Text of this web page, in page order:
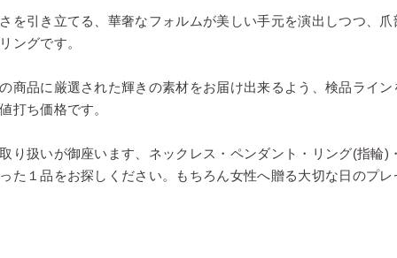
を引き立てる、華奢なフォルムが美しい手元を演出しつつ、
ングです。
商品に厳選された輝きの素材をお届け出来るよう、検品ライ
打ち価格です。
り扱いが御座います、ネックレス・ペンダント・リング(指輪
た１品をお探しください。もちろん女性へ贈る大切な日のプ